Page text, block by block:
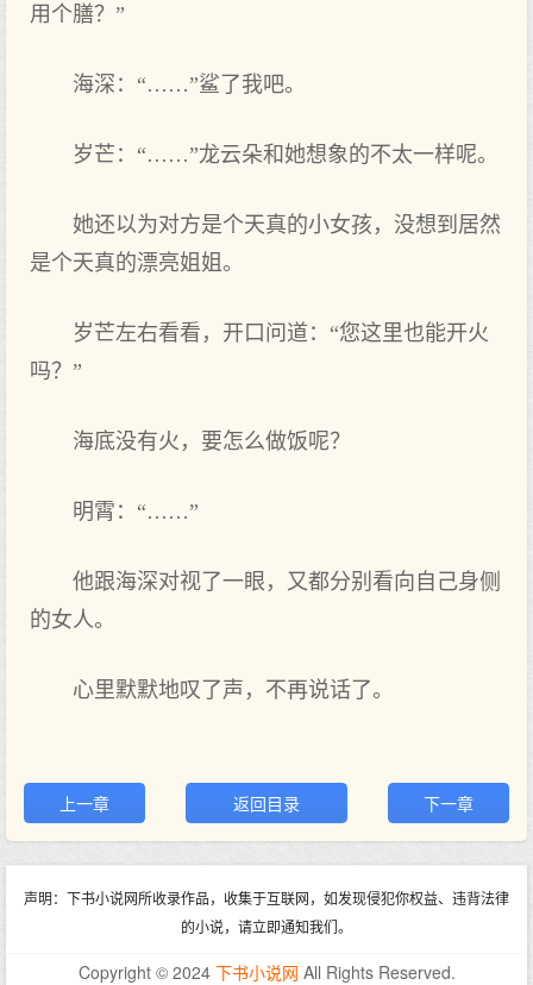
用个膳？”
海深：“……”鲨了我吧。
岁芒：“……”龙云朵和她想象的不太一样呢。
她还以为对方是个天真的小女孩，没想到居然
是个天真的漂亮姐姐。
岁芒左右看看，开口问道：“您这里也能开火
吗？”
海底没有火，要怎么做饭呢？
明霄：“……”
他跟海深对视了一眼，又都分别看向自己身侧
的女人。
心里默默地叹了声，不再说话了。
上一章 返回目录 下一章
声明：下书小说网所收录作品，收集于互联网，如发现侵犯你权益、违背法律
的小说，请立即通知我们。
Copyright © 2024 下书小说网 All Rights Reserved.